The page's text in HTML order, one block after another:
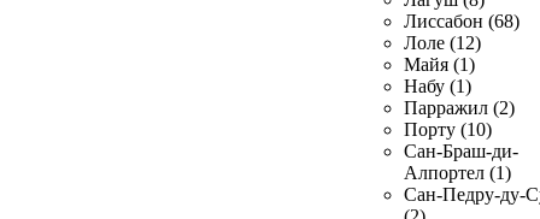
Лиссабон (68)
Лоле (12)
Майя (1)
Набу (1)
Парражил (2)
Порту (10)
Сан-Браш-ди-
Алпортел (1)
Сан-Педру-ду-